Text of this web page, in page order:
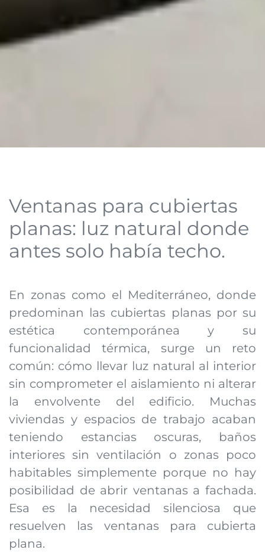
Ventanas para cubiertas
planas: luz natural donde
antes solo había techo.
En zonas como el Mediterráneo, donde
predominan las cubiertas planas por su
estética contemporánea y su
funcionalidad térmica, surge un reto
común: cómo llevar luz natural al interior
sin comprometer el aislamiento ni alterar
la envolvente del edificio. Muchas
viviendas y espacios de trabajo acaban
teniendo estancias oscuras, baños
interiores sin ventilación o zonas poco
habitables simplemente porque no hay
posibilidad de abrir ventanas a fachada.
Esa es la necesidad silenciosa que
resuelven las ventanas para cubierta
plana.